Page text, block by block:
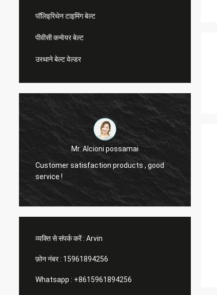
पॉलिइरिथेन टाइमिंग बेल्ट
पीवीसी कन्वेयर बेल्ट
उरथाने बेल्ट वेल्डर
Mr. Alcioni possamai
Customer satisfaction products , good
service !
व्यक्ति से संपर्क करें : Arvin
फ़ोन नंबर : 15961894256
Whatsapp : +8615961894256